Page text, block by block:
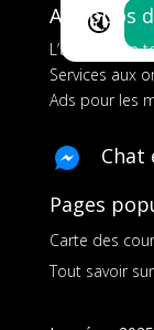
🔇
A propos
L’application
Services aux
Ads pour les
Chat
Pages
Carte des
Tout savoir